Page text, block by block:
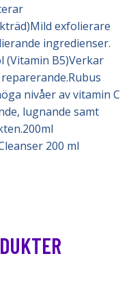
exfolierare
ingredienser.
B5)Verkar
nivåer av vitamin C
lugnande samt
200 ml